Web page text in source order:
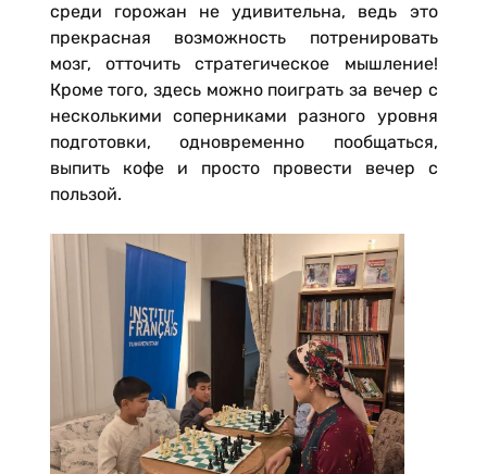
среди горожан не удивительна, ведь это
прекрасная возможность потренировать
мозг, отточить стратегическое мышление!
Кроме того, здесь можно поиграть за вечер с
несколькими соперниками разного уровня
подготовки, одновременно пообщаться,
выпить кофе и просто провести вечер с
пользой.